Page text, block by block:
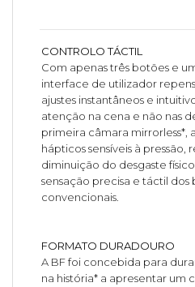
CONTROLO TÁCTIL
Com apenas três botões e
interface de utilizador
ajustes instantâneos e
atenção na cena e não nas
primeira câmara mirrorless*,
hápticos sensíveis à pressão,
diminuição do desgaste
sensação precisa e táctil
convencionais.
FORMATO DURADOURO
A BF foi concebida para
na história* a apresentar